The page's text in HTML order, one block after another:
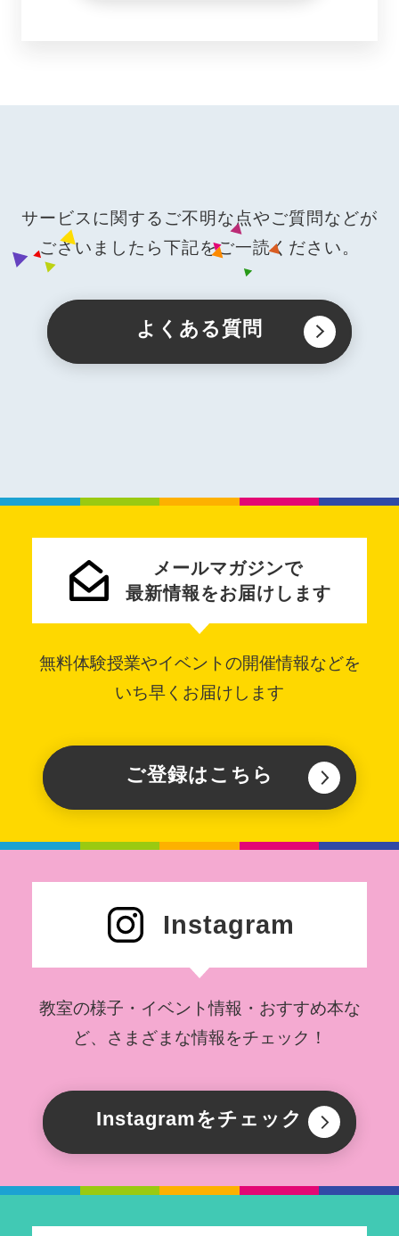
サービスに関するご不明な点やご質問などが
ございましたら下記をご一読ください。
よくある質問
メールマガジンで
最新情報をお届けします
無料体験授業やイベントの開催情報などを
いち早くお届けします
ご登録はこちら
Instagram
教室の様子・イベント情報・おすすめ本な
ど、さまざまな情報をチェック！
Instagramをチェック